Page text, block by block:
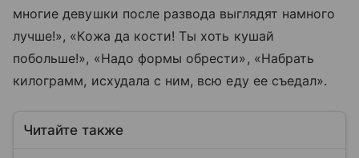
многие девушки после развода выглядят намного
лучше!», «Кожа да кости! Ты хоть кушай
побольше!», «Надо формы обрести», «Набрать
килограмм, исхудала с ним, всю еду ее съедал».
Читайте также